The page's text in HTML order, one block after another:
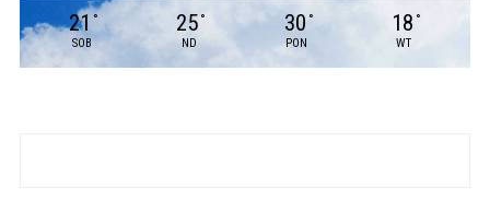
21 °
SOB
25 °
ND
30 °
PON
18 °
WT